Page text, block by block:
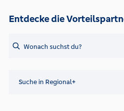
Entdecke die
Suche in Regional+